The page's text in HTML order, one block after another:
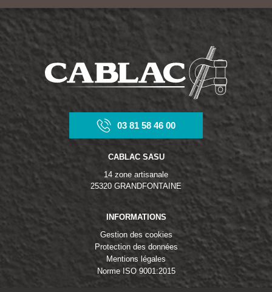
03 81 58 46 00
CABLAC SASU
14 zone artisanale
25320 GRANDFONTAINE
INFORMATIONS
Gestion des cookies
Protection des données
Mentions légales
Norme ISO 9001:2015